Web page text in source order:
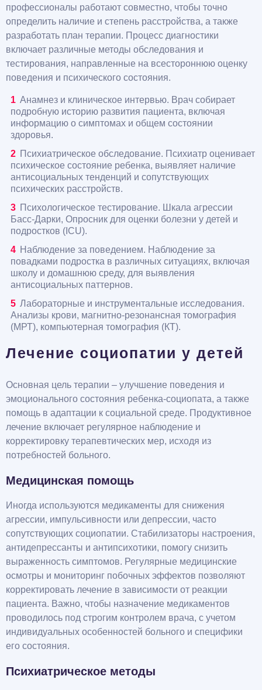
профессионалы работают совместно, чтобы точно
определить наличие и степень расстройства, а также
разработать план терапии. Процесс диагностики
включает различные методы обследования и
тестирования, направленные на всестороннюю оценку
поведения и психического состояния.
Анамнез и клиническое интервью. Врач собирает
подробную историю развития пациента, включая
информацию о симптомах и общем состоянии
здоровья.
Психиатрическое обследование. Психиатр оценивает
психическое состояние ребенка, выявляет наличие
антисоциальных тенденций и сопутствующих
психических расстройств.
Психологическое тестирование. Шкала агрессии
Басс-Дарки, Опросник для оценки болезни у детей и
подростков (ICU).
Наблюдение за поведением. Наблюдение за
повадками подростка в различных ситуациях, включая
школу и домашнюю среду, для выявления
антисоциальных паттернов.
Лабораторные и инструментальные исследования.
Анализы крови, магнитно-резонансная томография
(МРТ), компьютерная томография (КТ).
Лечение социопатии у детей
Основная цель терапии – улучшение поведения и
эмоционального состояния ребенка-социопата, а также
помощь в адаптации к социальной среде. Продуктивное
лечение включает регулярное наблюдение и
корректировку терапевтических мер, исходя из
потребностей больного.
Медицинская помощь
Иногда используются медикаменты для снижения
агрессии, импульсивности или депрессии, часто
сопутствующих социопатии. Стабилизаторы настроения,
антидепрессанты и антипсихотики, помогу снизить
выраженность симптомов. Регулярные медицинские
осмотры и мониторинг побочных эффектов позволяют
корректировать лечение в зависимости от реакции
пациента. Важно, чтобы назначение медикаментов
проводилось под строгим контролем врача, с учетом
индивидуальных особенностей больного и специфики
его состояния.
Психиатрическое методы